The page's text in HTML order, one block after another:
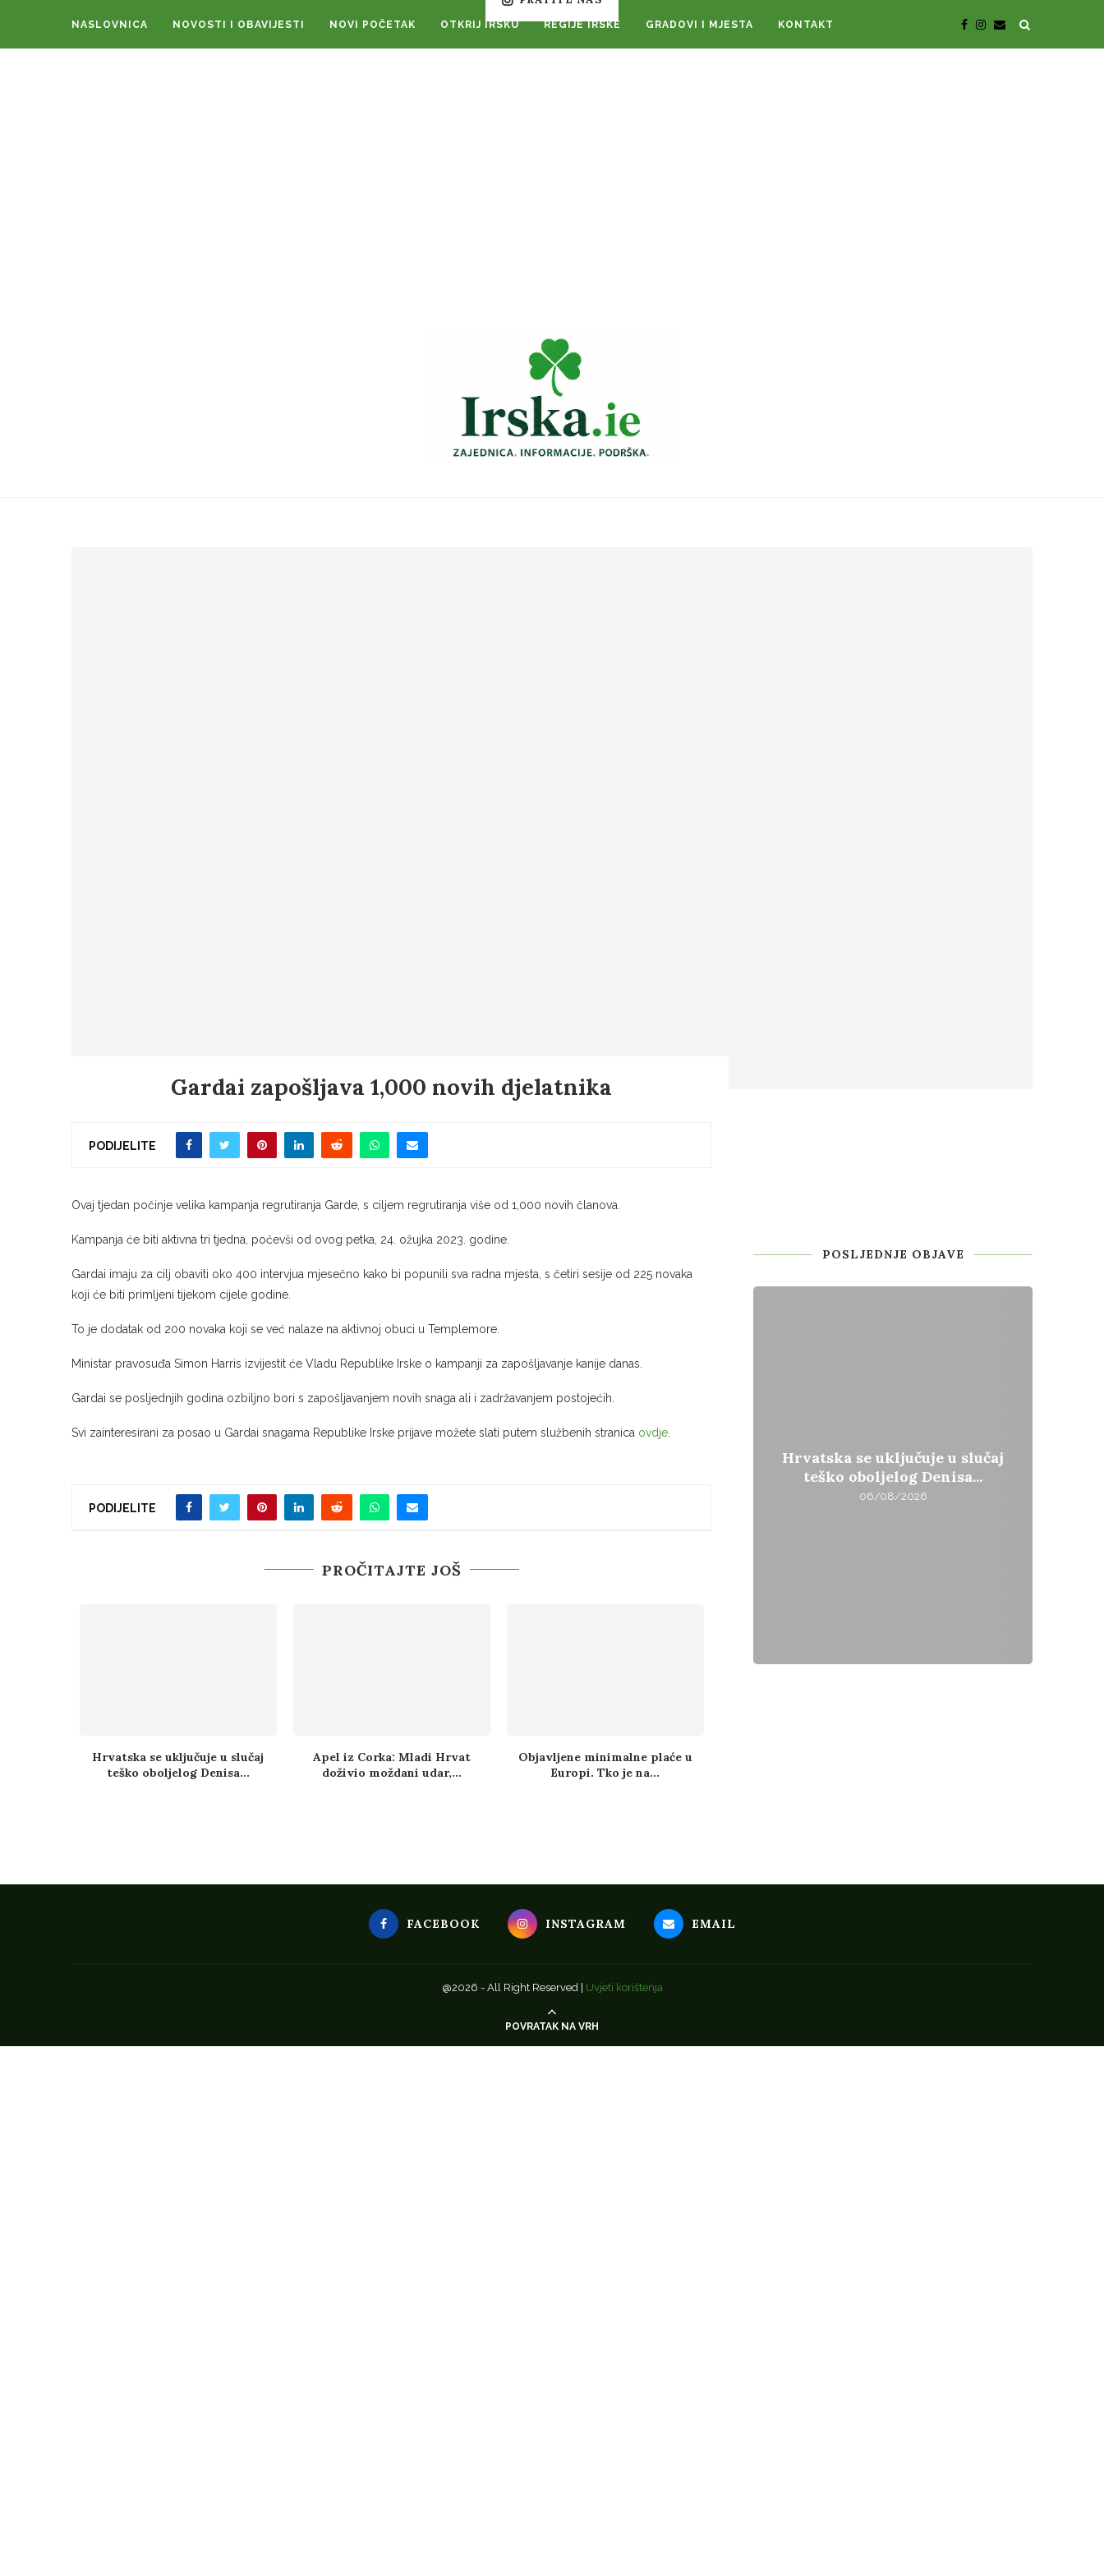
NASLOVNICA NOVOSTI I OBAVIJESTI NOVI POČETAK OTKRIJ IRSKU REGIJE IRSKE GRADOVI I MJESTA KONTAKT
Gardai zapošljava 1,000 novih djelatnika
PODIJELITE
Ovaj tjedan počinje velika kampanja regrutiranja Garde, s ciljem regrutiranja više od 1,000 novih članova.
Kampanja će biti aktivna tri tjedna, počevši od ovog petka, 24. ožujka 2023. godine.
Gardai imaju za cilj obaviti oko 400 intervjua mjesečno kako bi popunili sva radna mjesta, s četiri sesije od 225 novaka
koji će biti primljeni tijekom cijele godine.
To je dodatak od 200 novaka koji se već nalaze na aktivnoj obuci u Templemore.
Ministar pravosuđa Simon Harris izvijestit će Vladu Republike Irske o kampanji za zapošljavanje kanije danas.
Gardai se posljednjih godina ozbiljno bori s zapošljavanjem novih snaga ali i zadržavanjem postojećih.
Svi zainteresirani za posao u Gardai snagama Republike Irske prijave možete slati putem službenih stranica ovdje
PODIJELITE
PROČITAJTE JOŠ
Hrvatska se uključuje u slučaj
teško oboljelog Denisa...
Apel iz Corka: Mladi Hrvat
doživio moždani udar,...
Objavljene minimalne plaće u
Europi. Tko je na...
POSLJEDNJE OBJAVE
Hrvatska se uključuje u slučaj
teško oboljelog Denisa...
06/08/2026
FACEBOOK INSTAGRAM EMAIL
@2026 - All Right Reserved | Uvjeti korištenja
POVRATAK NA VRH